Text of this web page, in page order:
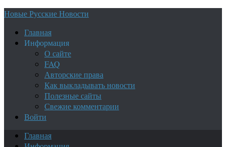
Новые Русские Новости
Главная
Информация
О сайте
FAQ
Авторские права
Как выкладывать новости
Полезные сайты
Свежие комментарии
Войти
Главная